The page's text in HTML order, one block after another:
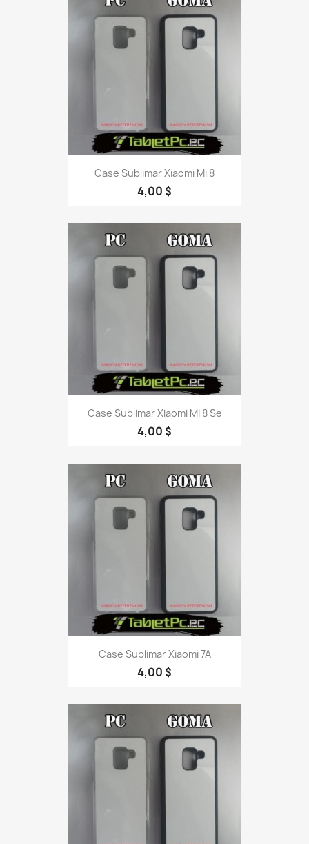
Case Sublimar Xiaomi Mi 8
4,00 $
Case Sublimar Xiaomi MI 8 Se
4,00 $
Case Sublimar Xiaomi 7A
4,00 $